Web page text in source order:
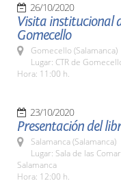
26/10/2020
Visita institucional
Gomecello
Gomecello (Salamanca)
Lugar: CTR de
Hora: 11:00 h.
23/10/2020
Presentación del
Salamanca (Salamanca)
Lugar: Sala de las
Salamanca
Hora: 12:00 h.